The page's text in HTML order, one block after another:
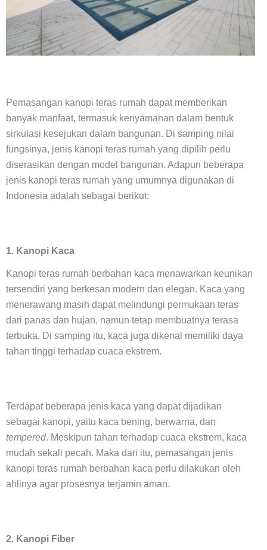
Pemasangan kanopi teras rumah dapat memberikan
banyak manfaat, termasuk kenyamanan dalam bentuk
sirkulasi kesejukan dalam bangunan. Di samping nilai
fungsinya, jenis kanopi teras rumah yang dipilih perlu
diserasikan dengan model bangunan. Adapun beberapa
jenis kanopi teras rumah yang umumnya digunakan di
Indonesia adalah sebagai berikut:
1. Kanopi Kaca
Kanopi teras rumah berbahan kaca menawarkan keunikan
tersendiri yang berkesan modern dan elegan. Kaca yang
menerawang masih dapat melindungi permukaan teras
dari panas dan hujan, namun tetap membuatnya terasa
terbuka. Di samping itu, kaca juga dikenal memiliki daya
tahan tinggi terhadap cuaca ekstrem.
Terdapat beberapa jenis kaca yang dapat dijadikan
sebagai kanopi, yaitu kaca bening, berwarna, dan
tempered. Meskipun tahan terhadap cuaca ekstrem, kaca
mudah sekali pecah. Maka dari itu, pemasangan jenis
kanopi teras rumah berbahan kaca perlu dilakukan oleh
ahlinya agar prosesnya terjamin aman.
2. Kanopi Fiber